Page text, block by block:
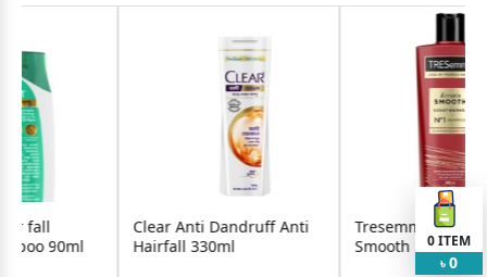
Anti Dandruff Anti
330ml
Tresemme Keratin
Smooth Shampoo 685ml
0ITEM
৳ 0